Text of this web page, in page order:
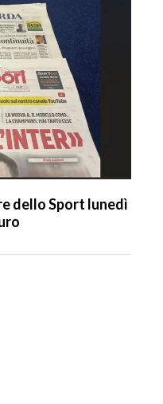
dello Sport lunedì